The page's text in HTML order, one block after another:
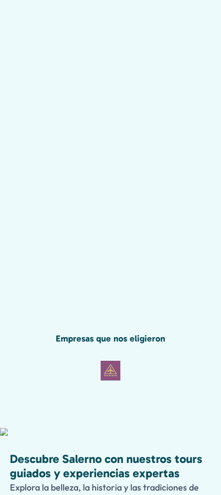
Empresas que nos eligieron
Descubre Salerno con nuestros tours
guiados y experiencias expertas
Explora la belleza, la historia y las tradiciones de